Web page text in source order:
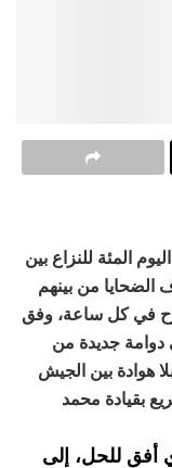
المئة للنزاع بين
الضحايا من بينهم
في كل ساعة، وفق
جديدة من
قتال بلا هوادة بين الجيش
بقيادة محمد
أفق للحل، إلى